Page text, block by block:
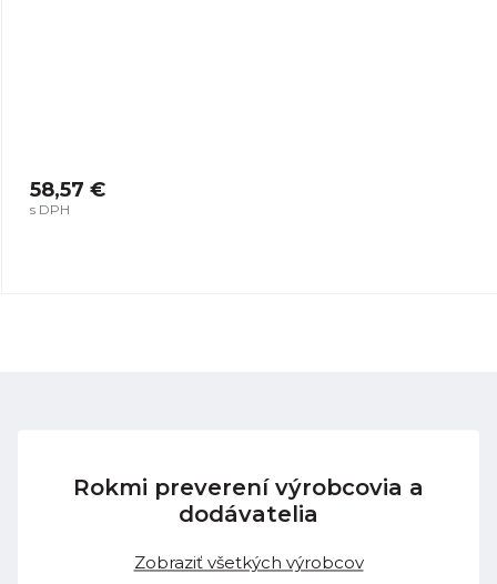
58,57 €
s DPH
Rokmi preverení výrobcovia a
dodávatelia
Zobraziť všetkých výrobcov